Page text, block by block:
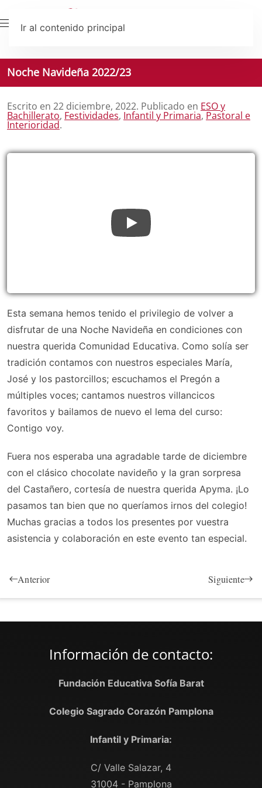
Ir al contenido principal
Noche Navideña 2022/23
Escrito en 22 diciembre, 2022. Publicado en ESO y
Bachillerato, Festividades, Infantil y Primaria, Pastoral e
Interioridad.
Esta semana hemos tenido el privilegio de volver a
disfrutar de una Noche Navideña en condiciones con
nuestra querida Comunidad Educativa. Como solía ser
tradición contamos con nuestros especiales María,
José y los pastorcillos; escuchamos el Pregón a
múltiples voces; cantamos nuestros villancicos
favoritos y bailamos de nuevo el lema del curso:
Contigo voy.
Fuera nos esperaba una agradable tarde de diciembre
con el clásico chocolate navideño y la gran sorpresa
del Castañero, cortesía de nuestra querida Apyma. ¡Lo
pasamos tan bien que no queríamos irnos del colegio!
Muchas gracias a todos los presentes por vuestra
asistencia y colaboración en este evento tan especial.
Anterior Siguiente
Información de contacto:
Fundación Educativa Sofía Barat
Colegio Sagrado Corazón Pamplona
Infantil y Primaria:
C/ Valle Salazar, 4
31004 - Pamplona